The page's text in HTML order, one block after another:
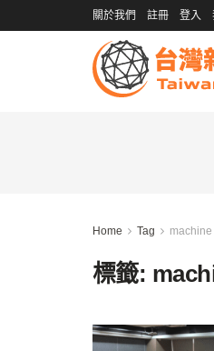
關於我們 註冊 登入
Home Tag
標籤: